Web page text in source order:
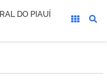
DO PIAUÍ